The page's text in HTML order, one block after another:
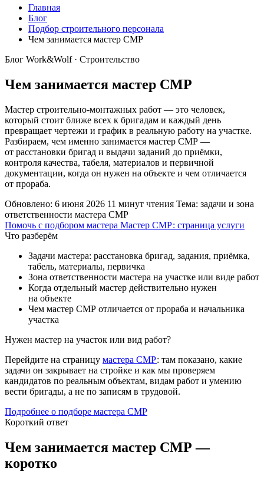
Главная
Блог
Подбор строительного персонала
Чем занимается мастер СМР
Блог Work&Wolf · Строительство
Чем занимается мастер СМР
Мастер строительно-монтажных работ — это человек,
который стоит ближе всех к бригадам и каждый день
превращает чертежи и график в реальную работу на участке.
Разбираем, чем именно занимается мастер СМР —
от расстановки бригад и выдачи заданий до приёмки,
контроля качества, табеля, материалов и первичной
документации, когда он нужен на объекте и чем отличается
от прораба.
Обновлено: 6 июня 2026 11 минут чтения Тема: задачи и зона
ответственности мастера СМР
Помочь с подбором мастера Мастер СМР: страница услуги
Что разберём
Задачи мастера: расстановка бригад, задания, приёмка,
табель, материалы, первичка
Зона ответственности мастера на участке или виде работ
Когда отдельный мастер действительно нужен
на объекте
Чем мастер СМР отличается от прораба и начальника
участка
Нужен мастер на участок или вид работ?
Перейдите на страницу мастера СМР: там показано, какие
задачи он закрывает на стройке и как мы проверяем
кандидатов по реальным объектам, видам работ и умению
вести бригады, а не по записям в трудовой.
Подробнее о подборе мастера СМР
Короткий ответ
Чем занимается мастер СМР —
коротко